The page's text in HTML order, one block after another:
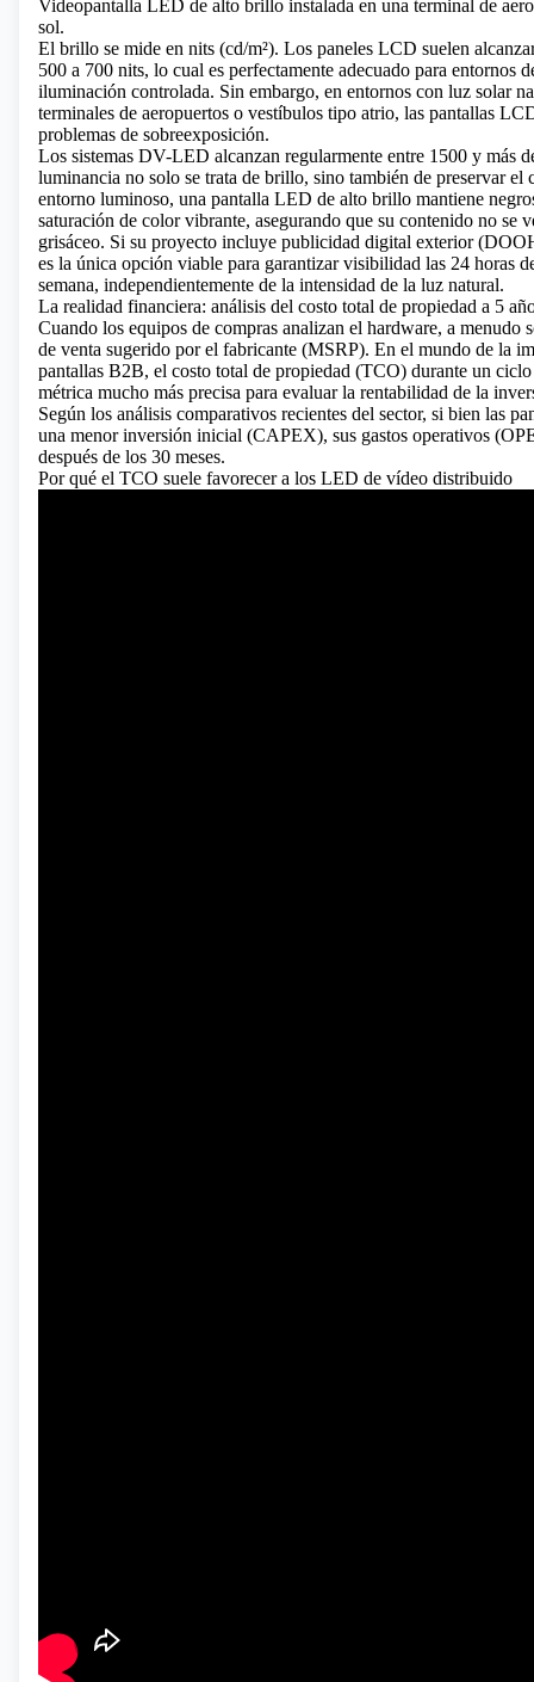
Videopantalla LED de alto brillo instalada en una terminal de
sol.
El brillo se mide en nits (cd/m²). Los paneles LCD suelen
500 a 700 nits, lo cual es perfectamente adecuado para entornos
iluminación controlada. Sin embargo, en entornos con luz solar
terminales de aeropuertos o vestíbulos tipo atrio, las pantallas
problemas de sobreexposición.
Los sistemas DV-LED alcanzan regularmente entre 1500 y más
luminancia no solo se trata de brillo, sino también de preservar el
entorno luminoso, una pantalla LED de alto brillo mantiene
saturación de color vibrante, asegurando que su contenido no se
grisáceo. Si su proyecto incluye publicidad digital exterior
es la única opción viable para garantizar visibilidad las 24 horas
semana, independientemente de la intensidad de la luz natural.
La realidad financiera: análisis del costo total de propiedad a 5
Cuando los equipos de compras analizan el hardware, a menudo
de venta sugerido por el fabricante (MSRP). En el mundo de la
pantallas B2B, el costo total de propiedad (TCO) durante un ciclo
métrica mucho más precisa para evaluar la rentabilidad de la
Según los análisis comparativos recientes del sector, si bien las
una menor inversión inicial (CAPEX), sus gastos operativos
después de los 30 meses.
Por qué el TCO suele favorecer a los LED de vídeo distribuido